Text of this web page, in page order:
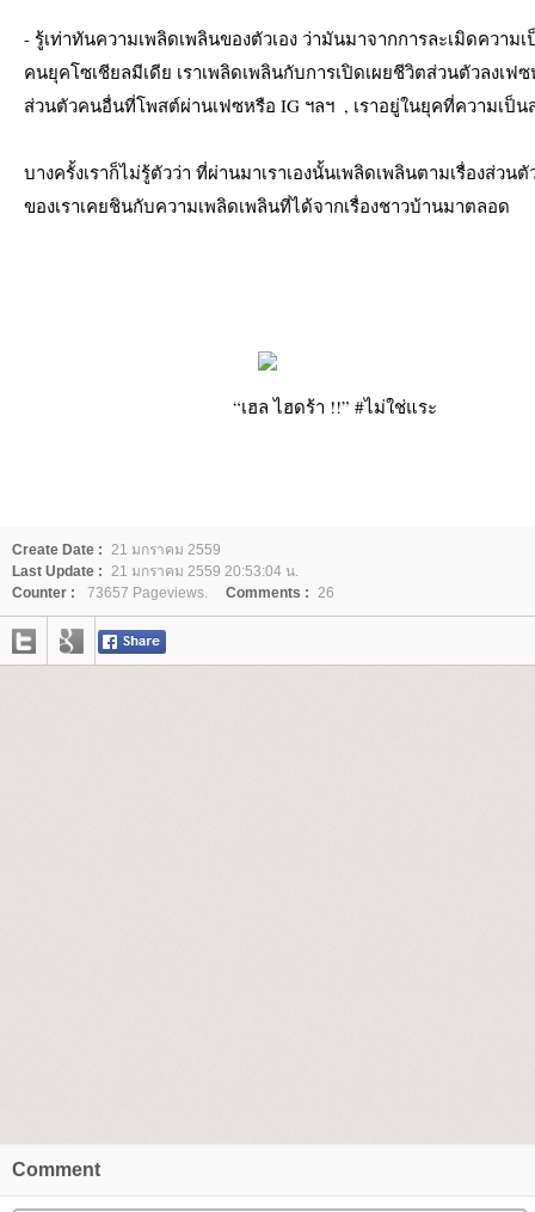
- รู้เท่าทันความเพลิดเพลินของตัวเอง ว่ามันมาจากการละเมิดความ
คนยุคโซเชียลมีเดีย เราเพลิดเพลินกับการเปิดเผยชีวิตส่วนตัวลงเฟ
ส่วนตัวคนอื่นที่โพสต์ผ่านเฟซหรือ IG ฯลฯ  , เราอยู่ในยุคที่ความเป็น
บางครั้งเราก็ไม่รู้ตัวว่า ที่ผ่านมาเราเองนั้นเพลิดเพลินตามเรื่องส่ว
ของเราเคยชินกับความเพลิดเพลินที่ได้จากเรื่องชาวบ้านมาตลอด
“เฮล ไฮดร้า !!” #ไม่ใช่แระ
Create Date : 21 มกราคม 2559
Last Update : 21 มกราคม 2559 20:53:04 น.
Counter :
73657 Pageviews. Comments : 26
Comment